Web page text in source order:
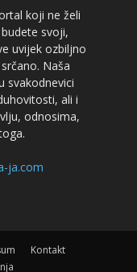
koji ne želi
svoji,
uvijek ozbiljno
Naša
svakodnevici
ali i
odnosima,
ja.com
Kontakt